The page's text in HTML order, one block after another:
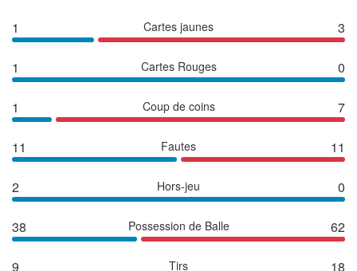
1 Cartes jaunes 3
1 Cartes Rouges 0
1 Coup de coins 7
11 Fautes 11
2 Hors-jeu 0
38 Possession de Balle 62
9 Tirs 18